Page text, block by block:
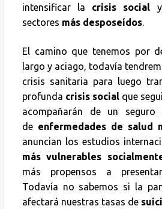
intensificar la crisis social
sectores más desposeídos.
El camino que tenemos por
largo y aciago, todavía
crisis sanitaria para luego
profunda crisis social que
acompañarán de un
de enfermedades de salud
anuncian los estudios
más vulnerables
más propensos a
Todavía no sabemos si la
afectará nuestras tasas de